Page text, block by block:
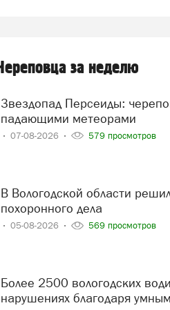
за неделю
Звездопад Персеиды: череповчане смогут наблюдать за
падающими метеорами
07-08-2026 579 просмотров
В Вологодской области решили навести порядок в сфере
похоронного дела
05-08-2026 569 просмотров
Более 2500 вологодских водителей попались на
нарушениях благодаря